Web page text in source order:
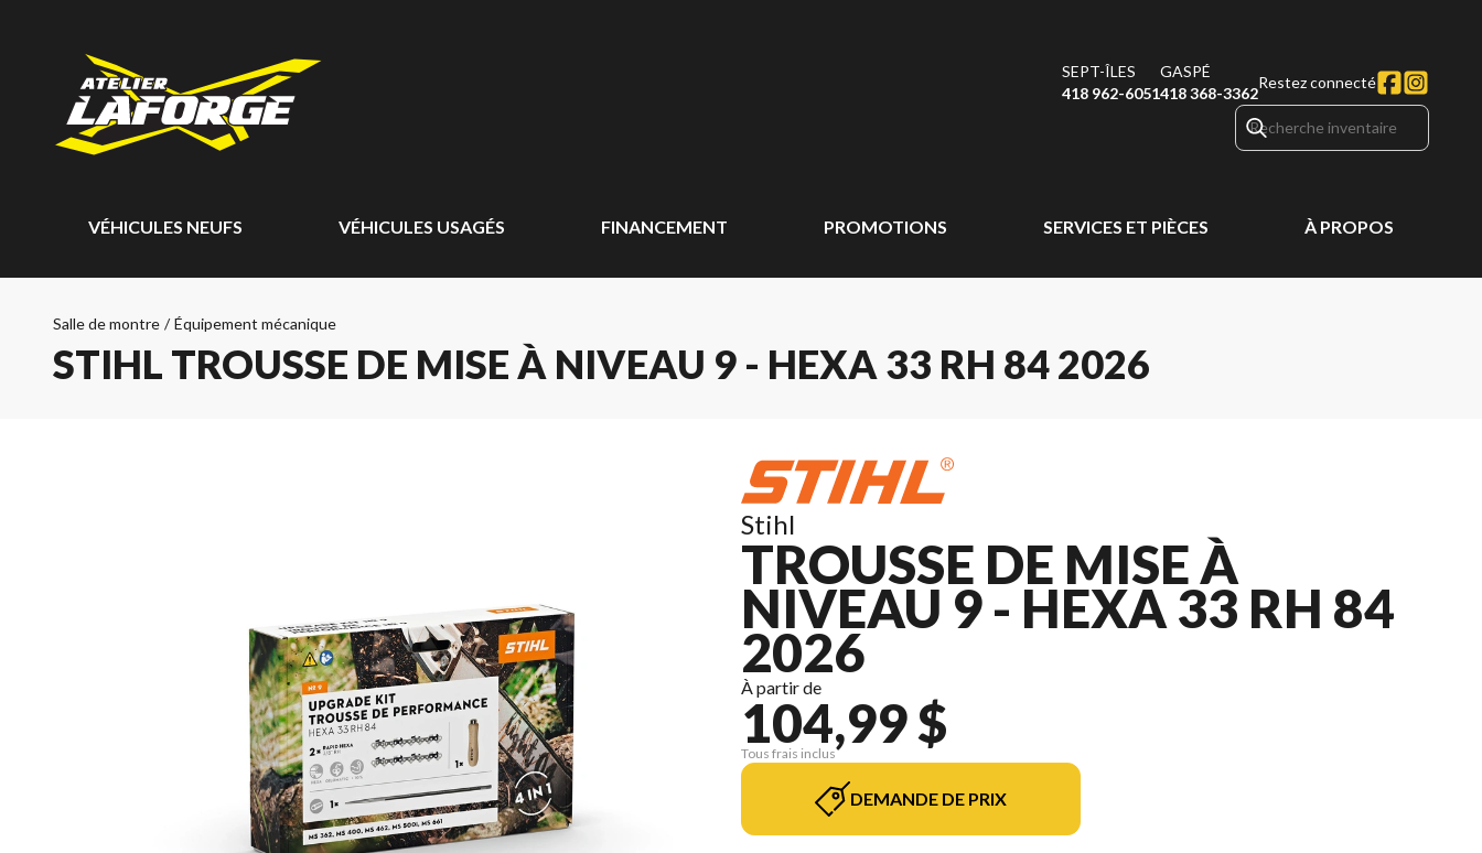
SEPT-ÎLES
418 962-6051
GASPÉ
418 368-3362
Restez connecté
VÉHICULES NEUFS VÉHICULES USAGÉS FINANCEMENT PROMOTIONS SERVICES ET PIÈCES À PROPOS
Salle de montre / Équipement mécanique
STIHL TROUSSE DE MISE À NIVEAU 9 - HEXA 33 RH 84 2026
Stihl
TROUSSE DE MISE À
NIVEAU 9 - HEXA 33 RH 84
2026
À partir de
104,99 $
Tous frais inclus
DEMANDE DE PRIX